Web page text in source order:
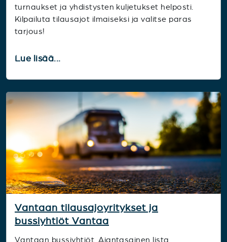
turnaukset ja yhdistysten kuljetukset helposti.
Kilpailuta tilausajot ilmaiseksi ja valitse paras
tarjous!
Lue lisää...
Vantaan tilausajoyritykset ja
bussiyhtiöt Vantaa
Vantaan bussiyhtiöt. Ajantasainen lista